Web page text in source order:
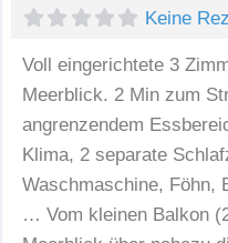
Keine
Voll eingerichtete 3
Meerblick. 2 Min zum
angrenzendem
Klima, 2 separate
Waschmaschine, Föhn,
… Vom kleinen Balkon